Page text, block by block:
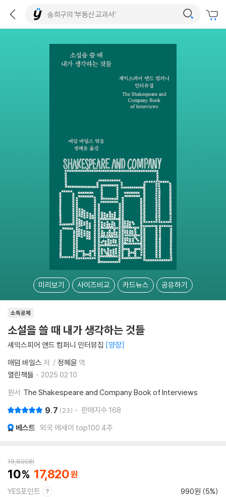
미리보기 사이즈비교 카드뉴스 공유하기
소득공제
소설을 쓸 때 내가 생각하는 것들
셰익스피어 앤드 컴퍼니 인터뷰집 양장
애덤 바일스 저 정혜윤 역
열린책들
2025.02.10.
원서 The Shakespeare and Company Book of Interviews
9.7 23 판매지수 168
베스트 외국 에세이 top100 4주
19,800원
10 17,820
YES포인트 990원 (5%)